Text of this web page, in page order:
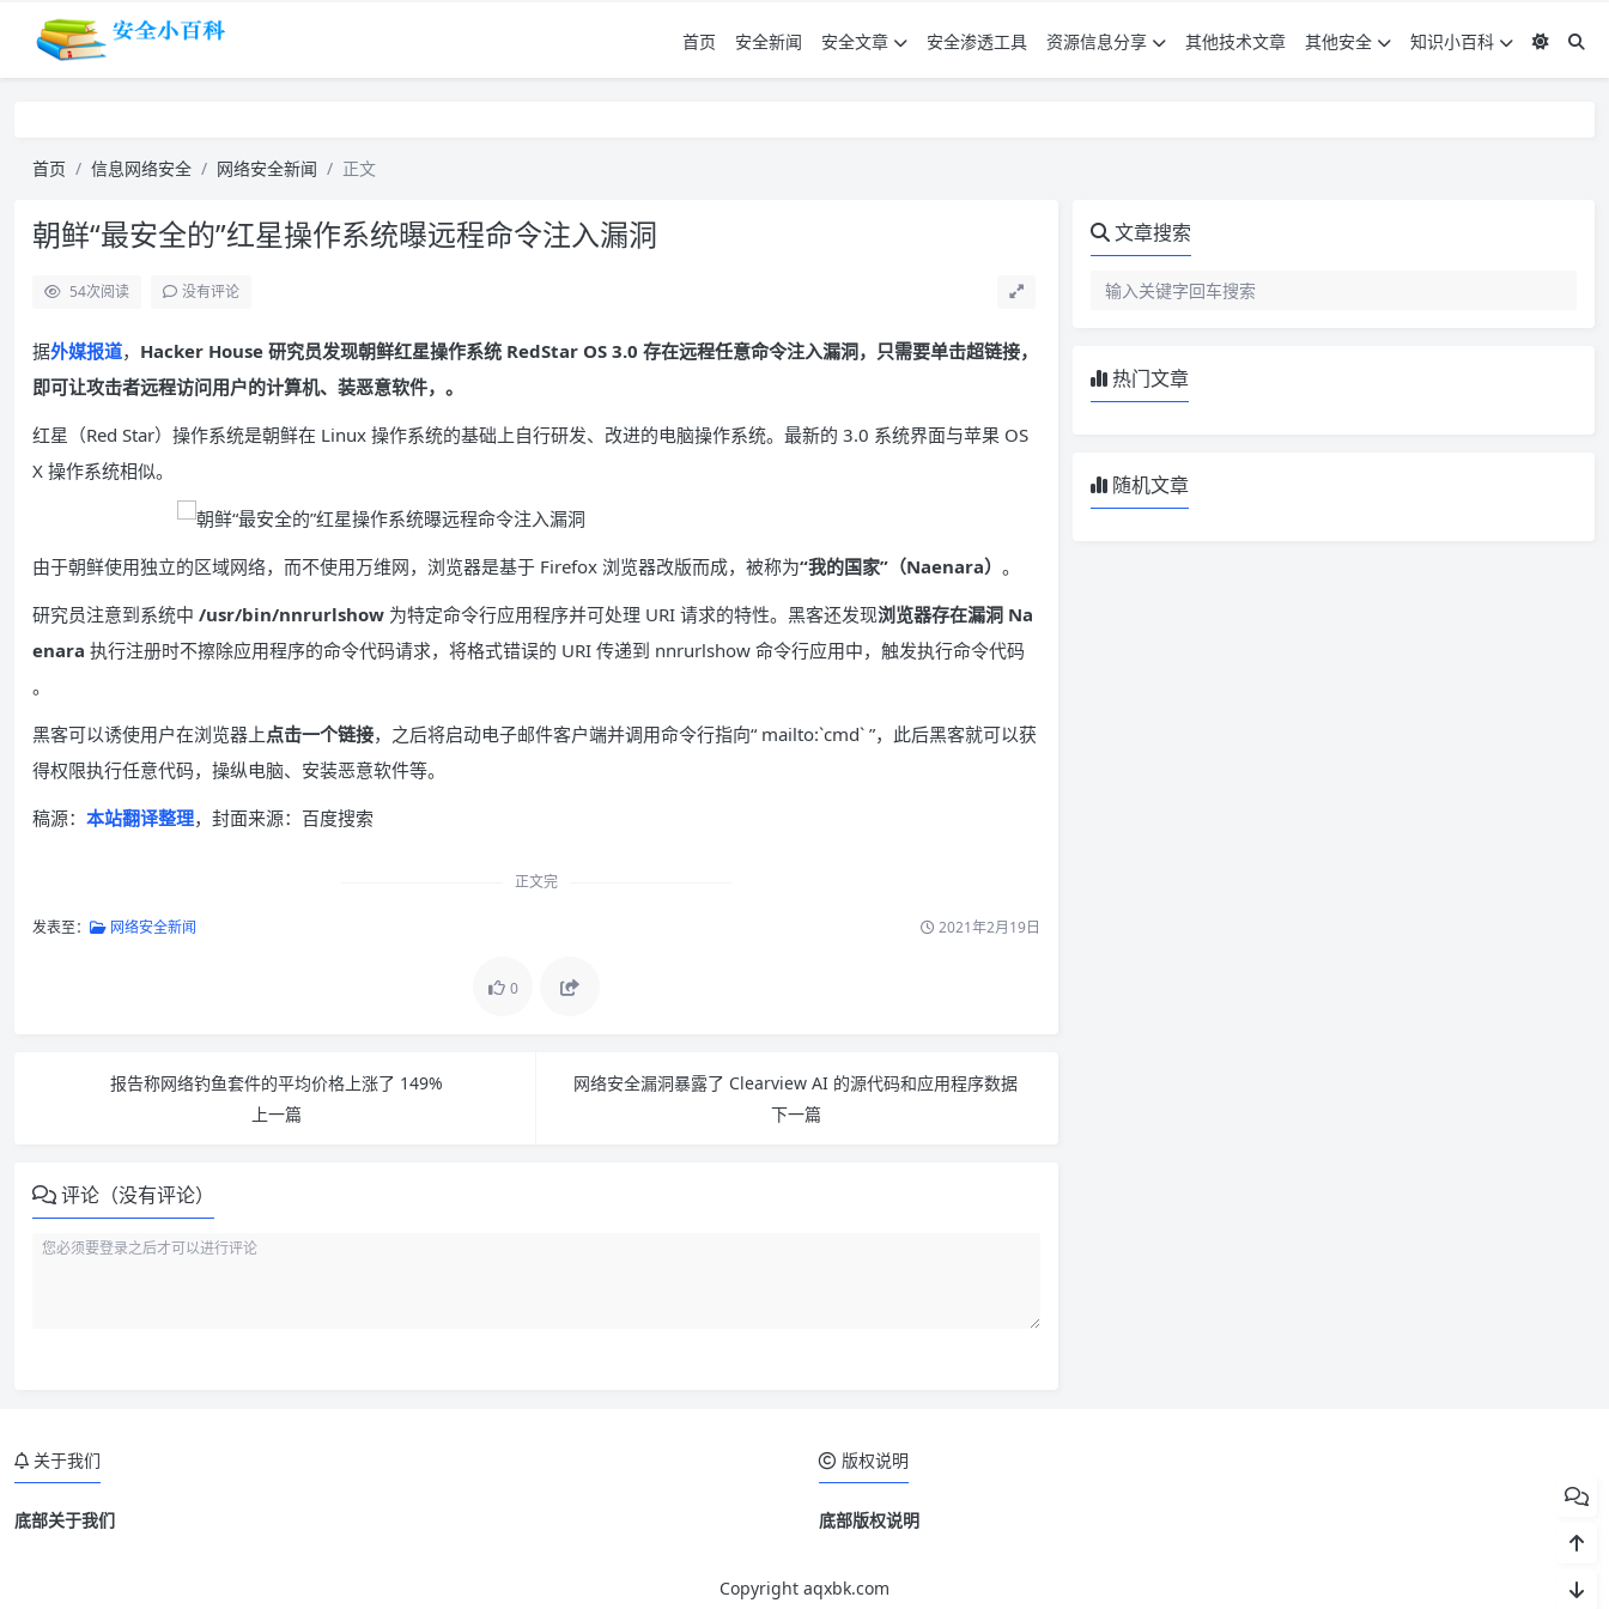
首页 安全新闻 安全文章 安全渗透工具 资源信息分享 其他技术文章 其他安全 知识小百科
首页 信息网络安全 网络安全新闻 正文
朝鲜“最安全的”红星操作系统曝远程命令注入漏洞
54次阅读 没有评论
据外媒报道， Hacker House 研究员发现朝鲜红星操作系统 RedStar OS 3.0 存在远程任意命令注入漏洞，只需要单击超链接，
即可让攻击者远程访问用户的计算机、装恶意软件，。
红星（Red Star）操作系统是朝鲜在 Linux 操作系统的基础上自行研发、改进的电脑操作系统。最新的 3.0 系统界面与苹果 OS
X 操作系统相似。
由于朝鲜使用独立的区域网络，而不使用万维网，浏览器是基于 Firefox 浏览器改版而成，被称为“我的国家”（Naenara） 。
研究员注意到系统中 /usr/bin/nnrurlshow 为特定命令行应用程序并可处理 URI 请求的特性。黑客还发现浏览器存在漏洞 Na
enara 执行注册时不擦除应用程序的命令代码请求，将格式错误的 URI 传递到 nnrurlshow 命令行应用中，触发执行命令代码
。
黑客可以诱使用户在浏览器上点击一个链接，之后将启动电子邮件客户端并调用命令行指向“ mailto:`cmd` ”，此后黑客就可以获
得权限执行任意代码，操纵电脑、安装恶意软件等。
稿源： 本站翻译整理，封面来源：百度搜索
正文完
发表至： 网络安全新闻 2021年2月19日
0
报告称网络钓鱼套件的平均价格上涨了 149%
上一篇
网络安全漏洞暴露了 Clearview AI 的源代码和应用程序数据
下一篇
评论（没有评论）
文章搜索
热门文章
随机文章
关于我们
底部关于我们
版权说明
底部版权说明
Copyright aqxbk.com